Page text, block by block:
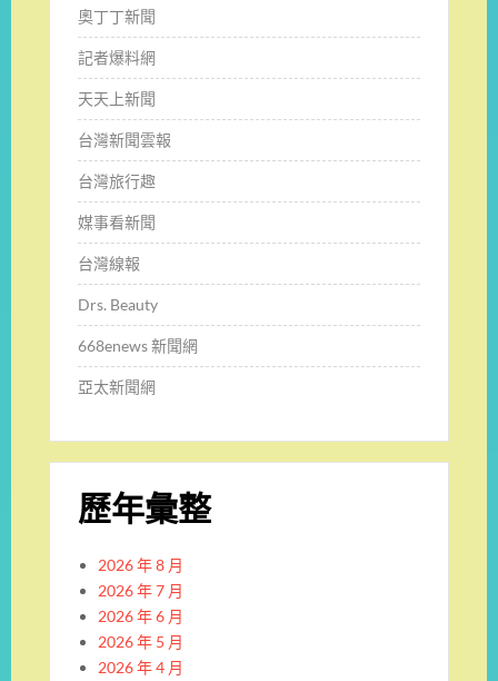
奧丁丁新聞
記者爆料網
天天上新聞
台灣新聞雲報
台灣旅行趣
媒事看新聞
台灣線報
Drs. Beauty
668enews 新聞網
亞太新聞網
歷年彙整
2026 年 8 月
2026 年 7 月
2026 年 6 月
2026 年 5 月
2026 年 4 月